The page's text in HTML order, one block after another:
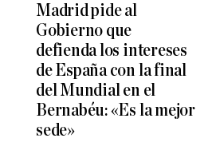
Madrid pide al
Gobierno que
defienda los intereses
de España con la final
del Mundial en el
Bernabéu: «Es la mejor
sede»